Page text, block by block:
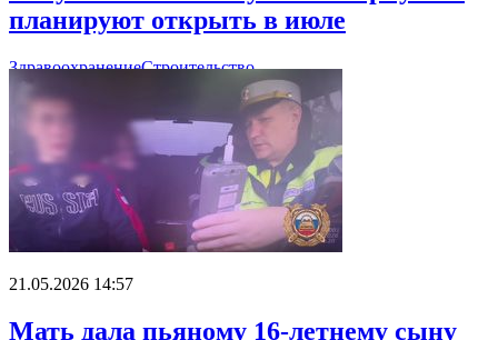
планируют открыть в июле
ЗдравоохранениеСтроительство
21.05.2026 14:57
Мать дала пьяному 16-летнему сыну